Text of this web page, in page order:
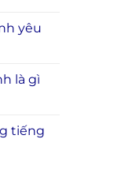
yêu
là gì
tiếng